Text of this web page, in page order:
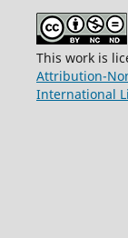
This work is
Attribution-
International